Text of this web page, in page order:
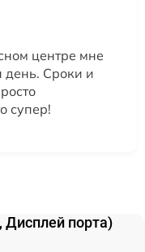
центре мне
день. Сроки и
супер!
Дисплей порта)